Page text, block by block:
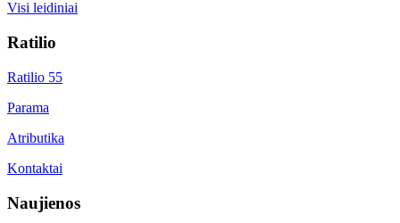
Visi leidiniai
Ratilio
Ratilio 55
Parama
Atributika
Kontaktai
Naujienos